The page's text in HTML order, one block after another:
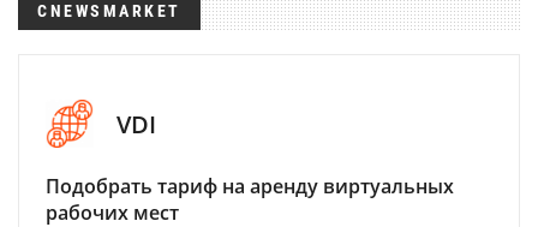
CNEWSMARKET
VDI
Подобрать тариф на аренду виртуальных
рабочих мест